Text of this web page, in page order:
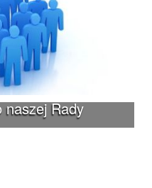
naszej Rady